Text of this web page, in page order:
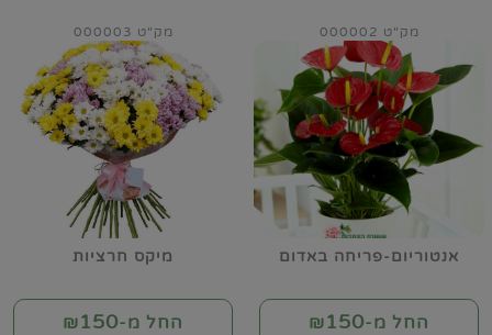
אנטוריום-פריחה באדום
מק"ט 000002
החל מ-₪150
מיקס חרציות
מק"ט 000003
החל מ-₪150